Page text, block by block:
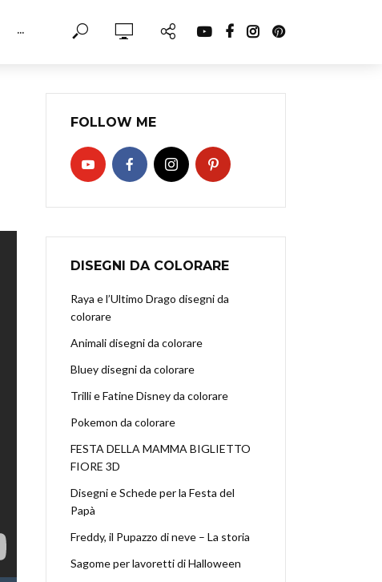
···
FOLLOW ME
DISEGNI DA COLORARE
Raya e l’Ultimo Drago disegni da
colorare
Animali disegni da colorare
Bluey disegni da colorare
Trilli e Fatine Disney da colorare
Pokemon da colorare
FESTA DELLA MAMMA BIGLIETTO
FIORE 3D
Disegni e Schede per la Festa del
Papà
Freddy, il Pupazzo di neve – La storia
Sagome per lavoretti di Halloween